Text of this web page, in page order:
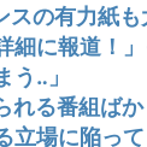
スの有力紙
細に報道！
う‥」
れる番組ば
立場に陥っ